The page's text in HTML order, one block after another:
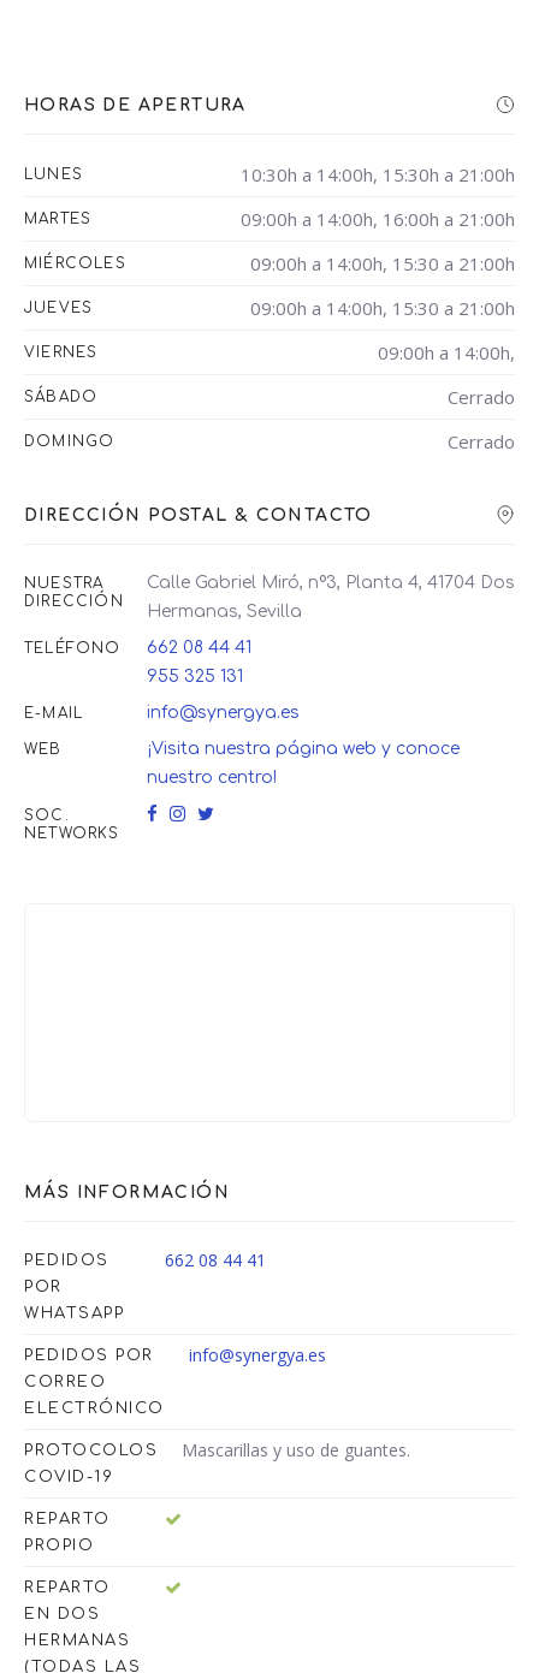
HORAS DE APERTURA
LUNES 10:30h a 14:00h, 15:30h a 21:00h
MARTES 09:00h a 14:00h, 16:00h a 21:00h
MIÉRCOLES 09:00h a 14:00h, 15:30 a 21:00h
JUEVES 09:00h a 14:00h, 15:30 a 21:00h
VIERNES 09:00h a 14:00h,
SÁBADO Cerrado
DOMINGO Cerrado
DIRECCIÓN POSTAL & CONTACTO
NUESTRA
DIRECCIÓN
Calle Gabriel Miró, nº3, Planta 4, 41704 Dos
Hermanas, Sevilla
TELÉFONO
662 08 44 41
955 325 131
E-MAIL info@synergya.es
WEB
¡Visita nuestra página web y conoce
nuestro centro!
SOC.
NETWORKS
MÁS INFORMACIÓN
PEDIDOS
POR
WHATSAPP
662 08 44 41
PEDIDOS POR
CORREO
ELECTRÓNICO
info@synergya.es
PROTOCOLOS
COVID-19
Mascarillas y uso de guantes.
REPARTO
PROPIO
REPARTO
EN DOS
HERMANAS
(TODAS LAS